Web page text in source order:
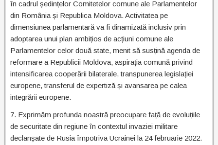
în cadrul ședințelor Comitetelor comune ale Parlamentelor
din România și Republica Moldova. Activitatea pe
dimensiunea parlamentară va fi dinamizată inclusiv prin
adoptarea unui plan ambițios de acțiuni comune ale
Parlamentelor celor două state, menit să susțină agenda de
reformare a Republicii Moldova, aspirația comună privind
intensificarea cooperării bilaterale, transpunerea legislației
europene, transferul de expertiză și avansarea pe calea
integrării europene.
7. Exprimăm profunda noastră preocupare față de evoluțiile
de securitate din regiune în contextul invaziei militare
declanșate de Rusia împotriva Ucrainei la 24 februarie 2022.